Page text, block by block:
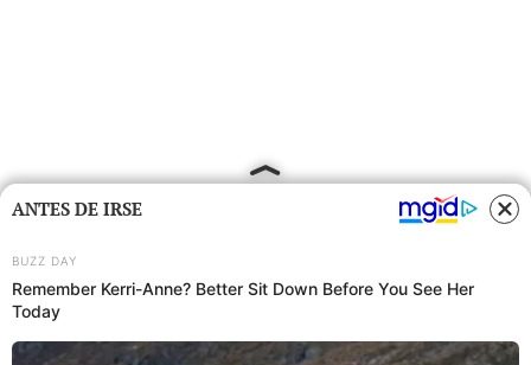
ANTES DE IRSE